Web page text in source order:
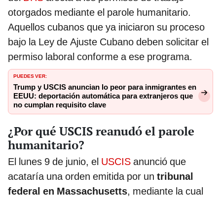
otorgados mediante el parole humanitario.
Aquellos cubanos que ya iniciaron su proceso
bajo la Ley de Ajuste Cubano deben solicitar el
permiso laboral conforme a ese programa.
PUEDES VER:
Trump y USCIS anuncian lo peor para inmigrantes en
EEUU: deportación automática para extranjeros que
no cumplan requisito clave
¿Por qué USCIS reanudó el parole
humanitario?
El lunes 9 de junio, el USCIS anunció que
acataría una orden emitida por un tribunal
federal en Massachusetts, mediante la cual